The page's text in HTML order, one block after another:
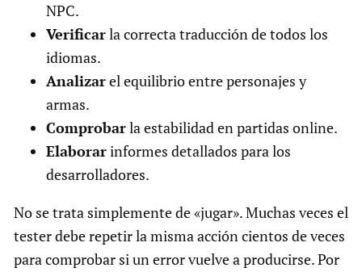
NPC.
Verificarla correcta traducción de todos los
idiomas.
Analizarel equilibrio entre personajes y
armas.
Comprobarla estabilidad en partidas online.
Elaborarinformes detallados para los
desarrolladores.
No se trata simplemente de «jugar». Muchas veces el
tester debe repetir la misma acción cientos de veces
para comprobar si un error vuelve a producirse. Por